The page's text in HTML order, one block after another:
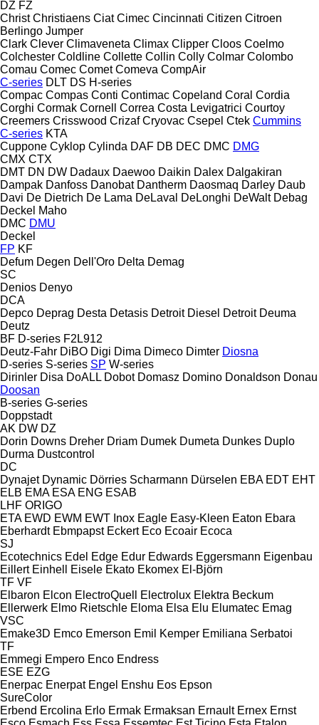
DZ FZ
Christ Christiaens Ciat Cimec Cincinnati Citizen Citroen
Berlingo Jumper
Clark Clever Climaveneta Climax Clipper Cloos Coelmo
Colchester Coldline Collette Collin Colly Colmar Colombo
Comau Comec Comet Comeva CompAir
C-series DLT DS H-series
Compac Compas Conti Contimac Copeland Coral Cordia
Corghi Cormak Cornell Correa Costa Levigatrici Courtoy
Creemers Crisswood Crizaf Cryovac Csepel Ctek Cummins
C-series KTA
Cuppone Cyklop Cylinda DAF DB DEC DMC DMG
CMX CTX
DMT DN DW Dadaux Daewoo Daikin Dalex Dalgakiran
Dampak Danfoss Danobat Dantherm Daosmaq Darley Daub
Davi De Dietrich De Lama DeLaval DeLonghi DeWalt Debag
Deckel Maho
DMC DMU
Deckel
FP KF
Defum Degen Dell'Oro Delta Demag
SC
Denios Denyo
DCA
Depco Deprag Desta Detasis Detroit Diesel Detroit Deuma
Deutz
BF D-series F2L912
Deutz-Fahr DiBO Digi Dima Dimeco Dimter Diosna
D-series S-series SP W-series
Dirinler Disa DoALL Dobot Domasz Domino Donaldson Donau
Doosan
B-series G-series
Doppstadt
AK DW DZ
Dorin Downs Dreher Driam Dumek Dumeta Dunkes Duplo
Durma Dustcontrol
DC
Dynajet Dynamic Dörries Scharmann Dürselen EBA EDT EHT
ELB EMA ESA ENG ESAB
LHF ORIGO
ETA EWD EWM EWT Inox Eagle Easy-Kleen Eaton Ebara
Eberhardt Ebmpapst Eckert Eco Ecoair Ecoca
SJ
Ecotechnics Edel Edge Edur Edwards Eggersmann Eigenbau
Eillert Einhell Eisele Ekato Ekomex El-Björn
TF VF
Elbaron Elcon ElectroQuell Electrolux Elektra Beckum
Ellerwerk Elmo Rietschle Eloma Elsa Elu Elumatec Emag
VSC
Emake3D Emco Emerson Emil Kemper Emiliana Serbatoi
TF
Emmegi Empero Enco Endress
ESE EZG
Enerpac Enerpat Engel Enshu Eos Epson
SureColor
Erbend Ercolina Erlo Ermak Ermaksan Ernault Ernex Ernst